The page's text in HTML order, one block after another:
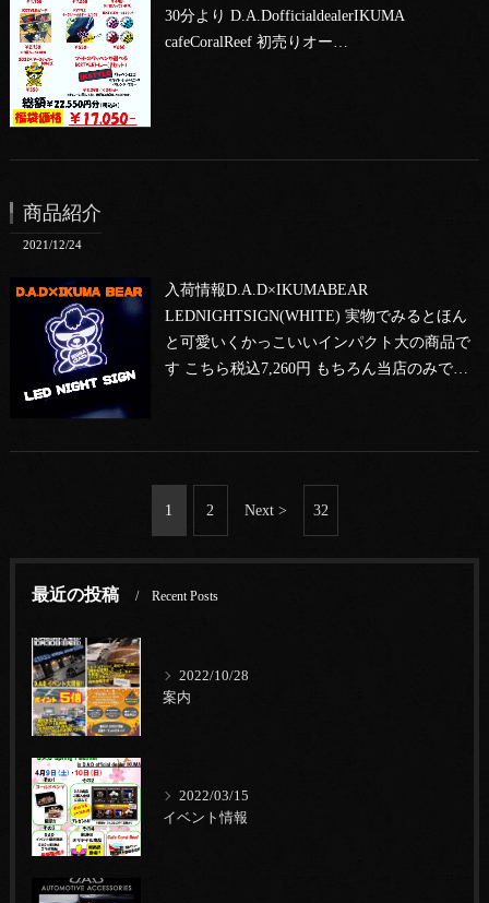
30分より D.A.DofficialdealerIKUMA
cafeCoralReef 初売りオー…
商品紹介
2021/12/24
入荷情報D.A.D×IKUMABEAR
LEDNIGHTSIGN(WHITE) 実物でみるとほん
と可愛いくかっこいいインパクト大の商品で
す こちら税込7,260円 もちろん当店のみで…
1 2 Next > 32
最近の投稿 Recent Posts
2022/10/28
案内
2022/03/15
イベント情報